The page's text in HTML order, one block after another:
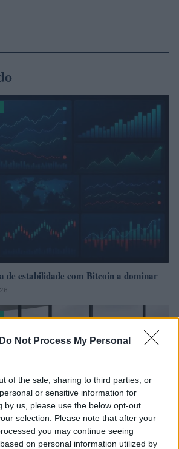
Do Not Process My Personal
of the sale, sharing to third parties, or
or sensitive information for
by us, please use the below opt-out
selection. Please note that after your
you may continue seeing
on personal information utilized by
de estabilidade com Bitcoin a dominar